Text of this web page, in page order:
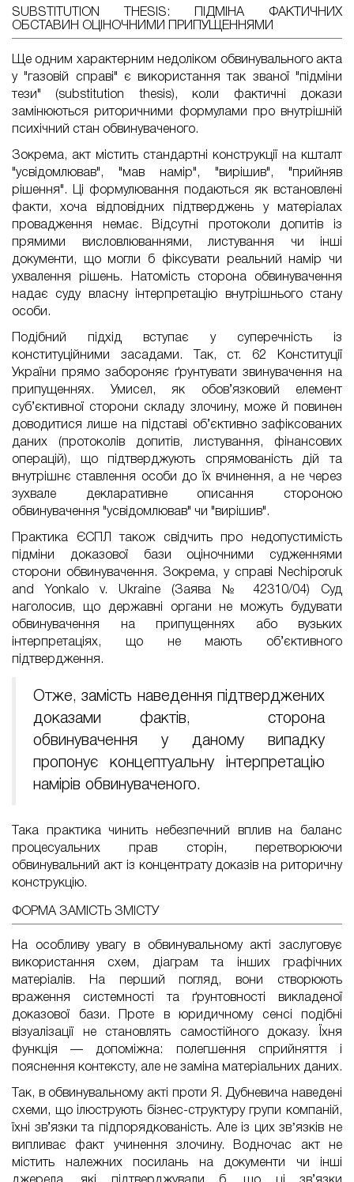
SUBSTITUTION THESIS: ПІДМІНА ФАКТИЧНИХ
ОБСТАВИН ОЦІНОЧНИМИ ПРИПУЩЕННЯМИ
Ще одним характерним недоліком обвинувального акта
у "газовій справі" є використання так званої "підміни
тези" (substitution thesis), коли фактичні докази
замінюються риторичними формулами про внутрішній
психічний стан обвинуваченого.
Зокрема, акт містить стандартні конструкції на кшталт
"усвідомлював", "мав намір", "вирішив", "прийняв
рішення". Ці формулювання подаються як встановлені
факти, хоча відповідних підтверджень у матеріалах
провадження немає. Відсутні протоколи допитів із
прямими висловлюваннями, листування чи інші
документи, що могли б фіксувати реальний намір чи
ухвалення рішень. Натомість сторона обвинувачення
надає суду власну інтерпретацію внутрішнього стану
особи.
Подібний підхід вступає у суперечність із
конституційними засадами. Так, ст. 62 Конституції
України прямо забороняє ґрунтувати звинувачення на
припущеннях. Умисел, як обов’язковий елемент
суб’єктивної сторони складу злочину, може й повинен
доводитися лише на підставі об’єктивно зафіксованих
даних (протоколів допитів, листування, фінансових
операцій), що підтверджують спрямованість дій та
внутрішнє ставлення особи до їх вчинення, а не через
зухвале декларативне описання стороною
обвинувачення "усвідомлював" чи "вирішив".
Практика ЄСПЛ також свідчить про недопустимість
підміни доказової бази оціночними судженнями
сторони обвинувачення. Зокрема, у справі Nechiporuk
and Yonkalo v. Ukraine (Заява № 42310/04) Суд
наголосив, що державні органи не можуть будувати
обвинувачення на припущеннях або вузьких
інтерпретаціях, що не мають об’єктивного
підтвердження.
Отже, замість наведення підтверджених
доказами фактів, сторона
обвинувачення у даному випадку
пропонує концептуальну інтерпретацію
намірів обвинуваченого.
Така практика чинить небезпечний вплив на баланс
процесуальних прав сторін, перетворюючи
обвинувальний акт із концентрату доказів на риторичну
конструкцію.
ФОРМА ЗАМІСТЬ ЗМІСТУ
На особливу увагу в обвинувальному акті заслуговує
використання схем, діаграм та інших графічних
матеріалів. На перший погляд, вони створюють
враження системності та ґрунтовності викладеної
доказової бази. Проте в юридичному сенсі подібні
візуалізації не становлять самостійного доказу. Їхня
функція — допоміжна: полегшення сприйняття і
пояснення контексту, але не заміна матеріальних даних.
Так, в обвинувальному акті проти Я. Дубневича наведені
схеми, що ілюструють бізнес-структуру групи компаній,
їхні зв’язки та підпорядкованість. Але із цих звʼязків не
випливає факт учинення злочину. Водночас акт не
містить належних посилань на документи чи інші